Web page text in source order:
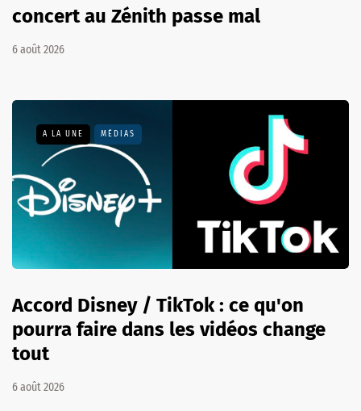
concert au Zénith passe mal
6 août 2026
A LA UNE MÉDIAS
Accord Disney / TikTok : ce qu'on
pourra faire dans les vidéos change
tout
6 août 2026